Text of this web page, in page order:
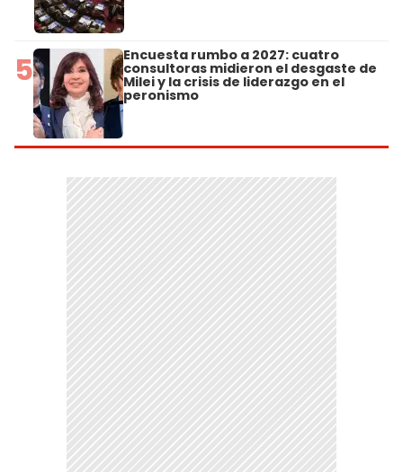
5 Encuesta rumbo a 2027: cuatro
consultoras midieron el desgaste de
Milei y la crisis de liderazgo en el
peronismo